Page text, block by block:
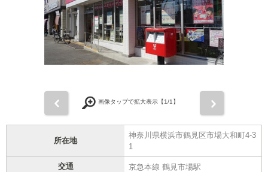
画像タップで拡大表示【1/1】
所在地
神奈川県横浜市鶴見区市場大和町4-3
1
交通 京急本線 鶴見市場駅